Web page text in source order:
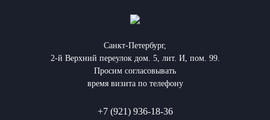
Санкт-Петербург,
2-й Верхний переулок дом. 5, лит. И, пом. 99.
Просим согласовывать
время визита по телефону
+7 (921) 936-18-36